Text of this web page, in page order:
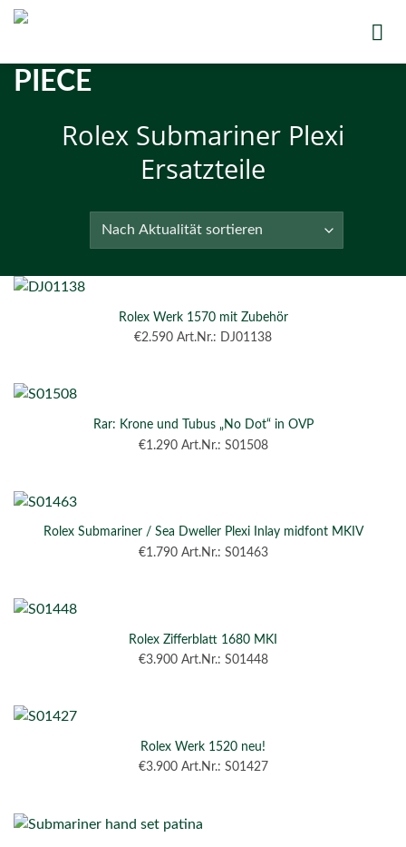
Zum
Rolex Submariner Plexi
Ersatzteile
Rolex Werk 1570 mit Zubehör
€2.590 Art.Nr.: DJ01138
Rar: Krone und Tubus „No Dot“ in OVP
€1.290Art.Nr.: S01508
Rolex Submariner / Sea Dweller Plexi Inlay midfont MKIV
€1.790Art.Nr.: S01463
Rolex Zifferblatt 1680 MKI
€3.900Art.Nr.: S01448
Rolex Werk 1520 neu!
€3.900Art.Nr.: S01427